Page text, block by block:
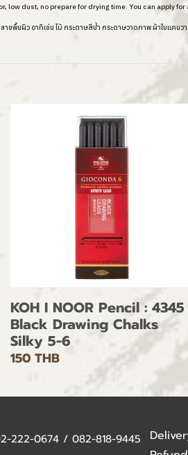
low dust, no prepare for drying time. You can apply
นผิว อาทิเช่น ไม้ กระดาษสีน้ำ กระดาษวาดภาพ ผ้าใบแคนว
KOH I NOOR Pencil : 4345
Black Drawing Chalks
Silky 5-6
150 THB
222-0674 / 082-818-9445